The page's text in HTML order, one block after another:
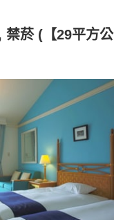
禁菸 (【29平方公